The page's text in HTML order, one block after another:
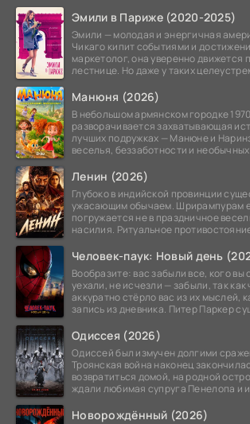
Эмили в Париже (2020-2025)
Эмили — молодая и энергичная
Чикаго кипит событиями и
маркетолог, она уверенно движется
лестнице. Но даже у таких
Манюня (2026)
В небольшом армянском городке
разворачивается захватывающая
лучших подружках — Манюне и
веселья, беззаботности и
Ленин (2026)
Глубоко в индийской провинции
ужасающим обычаем. Шрирампурам
погружается не в праздничное
насилия. Ритуальное
Человек-паук: Новый день
Вообразите: вас забыли все, кого вы
уехали, не исчезли — забыли, так
аккуратно стёрло вас из их мыслей,
запись из дневника. Питер Паркер
Одиссея (2026)
Одиссей был измучен долгими
Троянская война наконец
возвратиться домой, на родной
ждали любимая супруга Пенелопа и
Новорождённый (2026)